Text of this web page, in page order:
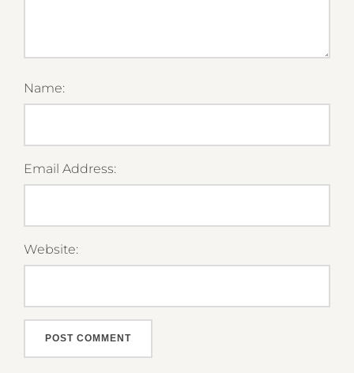
Name:
Email Address:
Website: